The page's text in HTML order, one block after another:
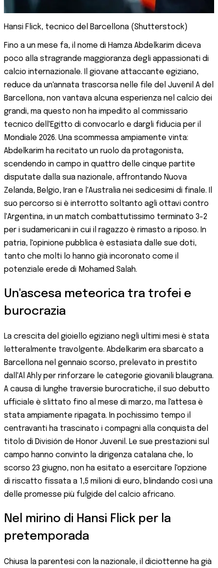
Hansi Flick, tecnico del Barcellona (Shutterstock)
Fino a un mese fa, il nome di Hamza Abdelkarim diceva
poco alla stragrande maggioranza degli appassionati di
calcio internazionale. Il giovane attaccante egiziano,
reduce da un'annata trascorsa nelle file del Juvenil A del
Barcellona, non vantava alcuna esperienza nel calcio dei
grandi, ma questo non ha impedito al commissario
tecnico dell'Egitto di convocarlo e dargli fiducia per il
Mondiale 2026. Una scommessa ampiamente vinta:
Abdelkarim ha recitato un ruolo da protagonista,
scendendo in campo in quattro delle cinque partite
disputate dalla sua nazionale, affrontando Nuova
Zelanda, Belgio, Iran e l'Australia nei sedicesimi di finale. Il
suo percorso si è interrotto soltanto agli ottavi contro
l'Argentina, in un match combattutissimo terminato 3-2
per i sudamericani in cui il ragazzo è rimasto a riposo. In
patria, l'opinione pubblica è estasiata dalle sue doti,
tanto che molti lo hanno già incoronato come il
potenziale erede di Mohamed Salah.
Un'ascesa meteorica tra trofei e
burocrazia
La crescita del gioiello egiziano negli ultimi mesi è stata
letteralmente travolgente. Abdelkarim era sbarcato a
Barcellona nel gennaio scorso, prelevato in prestito
dall'Al Ahly per rinforzare le categorie giovanili blaugrana.
A causa di lunghe traversie burocratiche, il suo debutto
ufficiale è slittato fino al mese di marzo, ma l'attesa è
stata ampiamente ripagata. In pochissimo tempo il
centravanti ha trascinato i compagni alla conquista del
titolo di División de Honor Juvenil. Le sue prestazioni sul
campo hanno convinto la dirigenza catalana che, lo
scorso 23 giugno, non ha esitato a esercitare l'opzione
di riscatto fissata a 1,5 milioni di euro, blindando così una
delle promesse più fulgide del calcio africano.
Nel mirino di Hansi Flick per la
pretemporada
Chiusa la parentesi con la nazionale, il diciottenne ha già